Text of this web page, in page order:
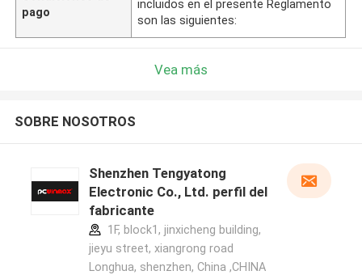
pago
incluidos en el presente Reglamento
son las siguientes:
Vea más
SOBRE NOSOTROS
Shenzhen Tengyatong
Electronic Co., Ltd. perfil del
fabricante
1F, block1, jinxicheng building,
jieyu street, xiangrong road
Longhua, shenzhen, China ,CHINA